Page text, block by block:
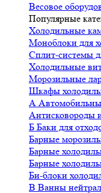
Весовое
Популярные
Холодильные
Моноблоки для
Сплит-системы
Холодильные
Морозильные
Шкафы
А
Антисковороды
Б Баки для
Барные
Барные
Барные
Би-блоки
В Ванны